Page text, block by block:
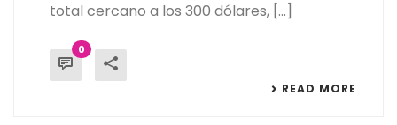
total cercano a los 300 dólares, [...]
0
READ MORE